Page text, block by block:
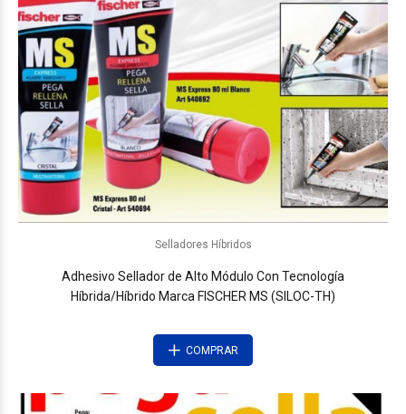
Selladores Híbridos
Adhesivo Sellador de Alto Módulo Con Tecnología
Híbrida/Híbrido Marca FISCHER MS (SILOC-TH)
COMPRAR